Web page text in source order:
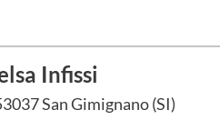
Infissi
San Gimignano (SI)